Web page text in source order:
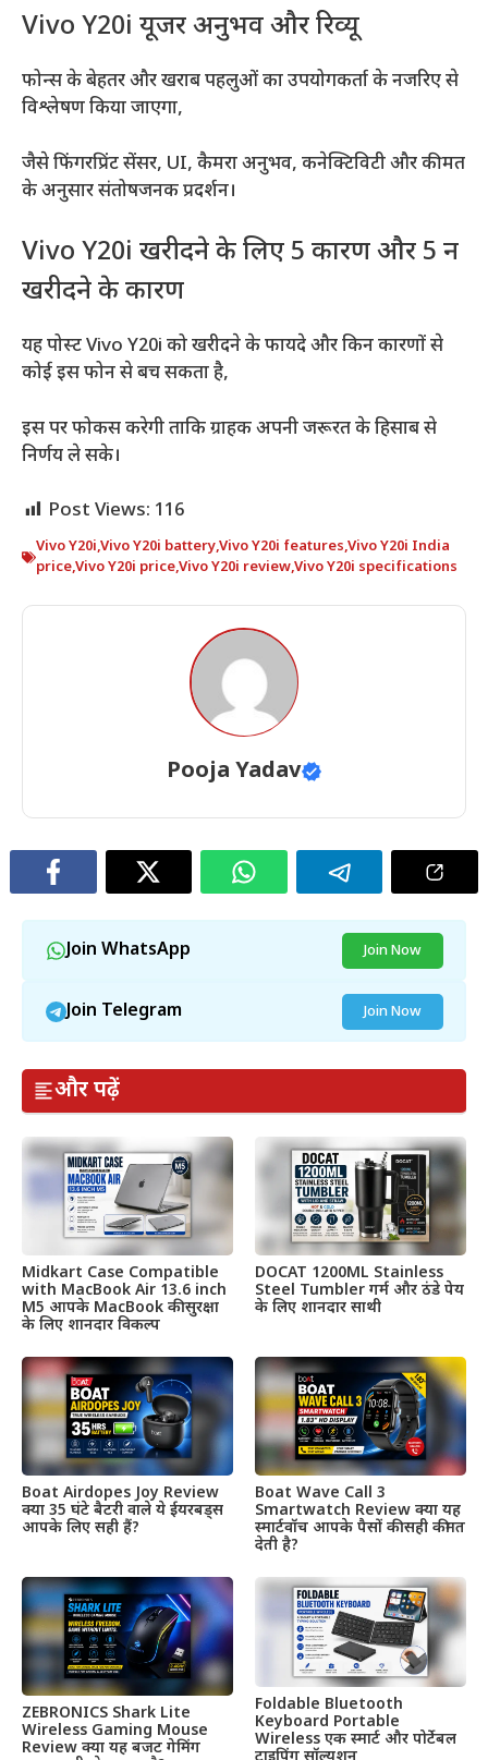
Vivo Y20i यूजर अनुभव और रिव्यू
फोन्स के बेहतर और खराब पहलुओं का उपयोगकर्ता के नजरिए से
विश्लेषण किया जाएगा,
जैसे फिंगरप्रिंट सेंसर, UI, कैमरा अनुभव, कनेक्टिविटी और कीमत
के अनुसार संतोषजनक प्रदर्शन।
Vivo Y20i खरीदने के लिए 5 कारण और 5 न
खरीदने के कारण
यह पोस्ट Vivo Y20i को खरीदने के फायदे और किन कारणों से
कोई इस फोन से बच सकता है,
इस पर फोकस करेगी ताकि ग्राहक अपनी जरूरत के हिसाब से
निर्णय ले सके।
Post Views: 116
Vivo Y20i,Vivo Y20i battery,Vivo Y20i features,Vivo Y20i India
price,Vivo Y20i price,Vivo Y20i review,Vivo Y20i specifications
Pooja Yadav
Join WhatsApp Join Now
Join Telegram Join Now
और पढ़ें
Midkart Case Compatible
with MacBook Air 13.6 inch
M5 आपके MacBook की सुरक्षा
के लिए शानदार विकल्प
DOCAT 1200ML Stainless
Steel Tumbler गर्म और ठंडे पेय
के लिए शानदार साथी
Boat Airdopes Joy Review
क्या 35 घंटे बैटरी वाले ये ईयरबड्स
आपके लिए सही हैं?
Boat Wave Call 3
Smartwatch Review क्या यह
स्मार्टवॉच आपके पैसों की सही कीमत
देती है?
ZEBRONICS Shark Lite
Wireless Gaming Mouse
Review क्या यह बजट गेमिंग
Foldable Bluetooth
Keyboard Portable
Wireless एक स्मार्ट और पोर्टेबल